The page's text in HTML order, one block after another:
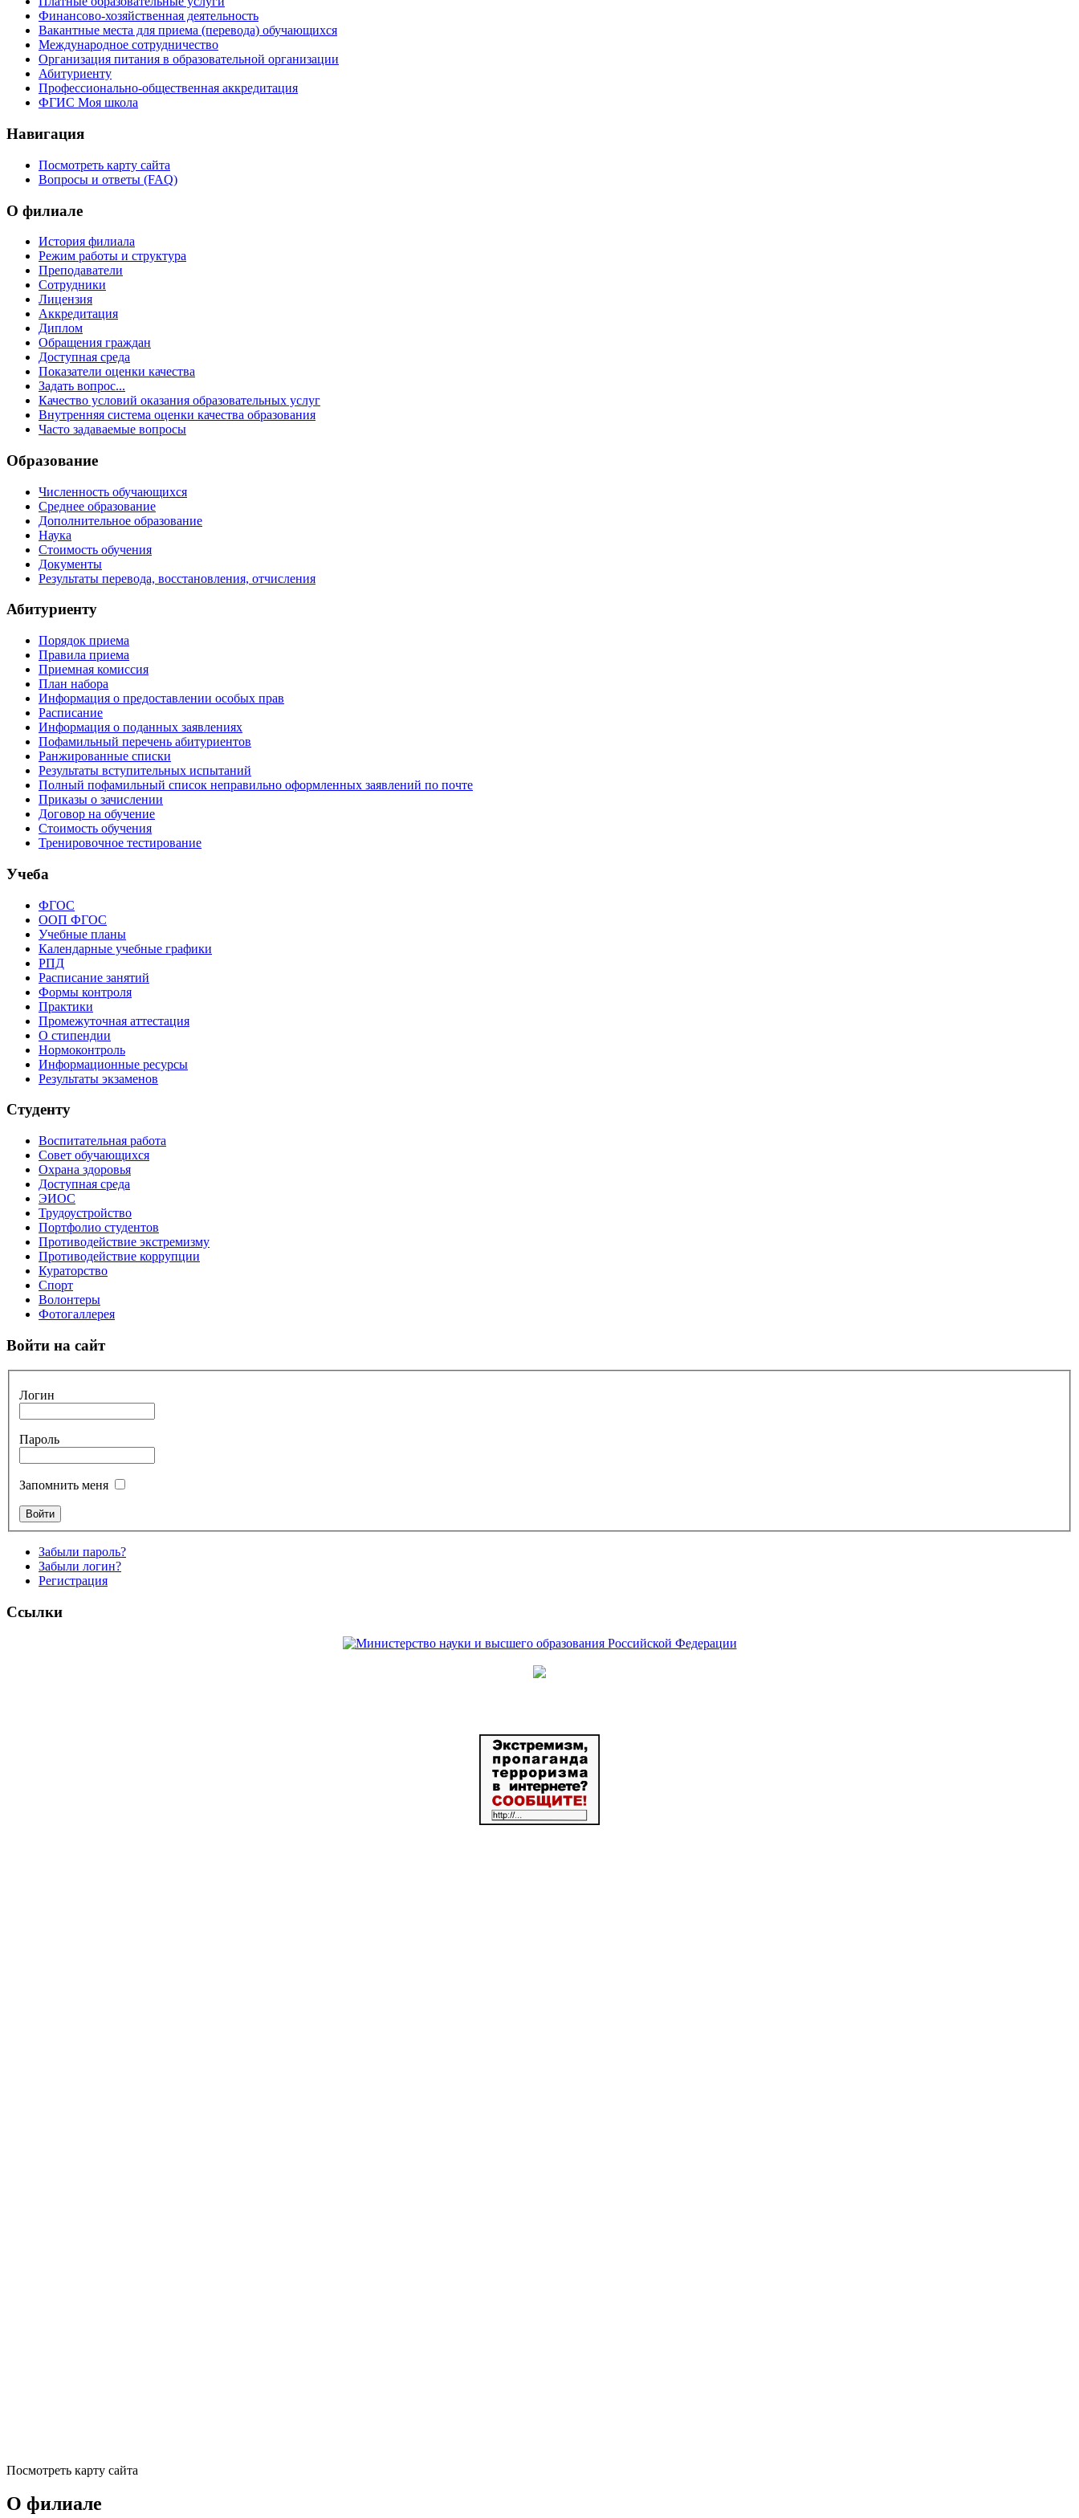
Финансово-хозяйственная деятельность
Вакантные места для приема (перевода) обучающихся
Международное сотрудничество
Организация питания в образовательной организации
Абитуриенту
Профессионально-общественная аккредитация
ФГИС Моя школа
Навигация
Посмотреть карту сайта
Вопросы и ответы (FAQ)
О филиале
История филиала
Режим работы и структура
Преподаватели
Сотрудники
Лицензия
Аккредитация
Диплом
Обращения граждан
Доступная среда
Показатели оценки качества
Задать вопрос...
Качество условий оказания образовательных услуг
Внутренняя система оценки качества образования
Часто задаваемые вопросы
Образование
Численность обучающихся
Среднее образование
Дополнительное образование
Наука
Стоимость обучения
Документы
Результаты перевода, восстановления, отчисления
Абитуриенту
Порядок приема
Правила приема
Приемная комиссия
План набора
Информация о предоставлении особых прав
Расписание
Информация о поданных заявлениях
Пофамильный перечень абитуриентов
Ранжированные списки
Результаты вступительных испытаний
Полный пофамильный список неправильно оформленных заявлений по почте
Приказы о зачислении
Договор на обучение
Стоимость обучения
Тренировочное тестирование
Учеба
ФГОС
ООП ФГОС
Учебные планы
Календарные учебные графики
РПД
Расписание занятий
Формы контроля
Практики
Промежуточная аттестация
О стипендии
Нормоконтроль
Информационные ресурсы
Результаты экзаменов
Студенту
Воспитательная работа
Совет обучающихся
Охрана здоровья
Доступная среда
ЭИОС
Трудоустройство
Портфолио студентов
Противодействие экстремизму
Противодействие коррупции
Кураторство
Спорт
Волонтеры
Фотогаллерея
Войти на сайт
Логин
Пароль
Запомнить меня
Забыли пароль?
Забыли логин?
Регистрация
Ссылки
Посмотреть карту сайта
О филиале